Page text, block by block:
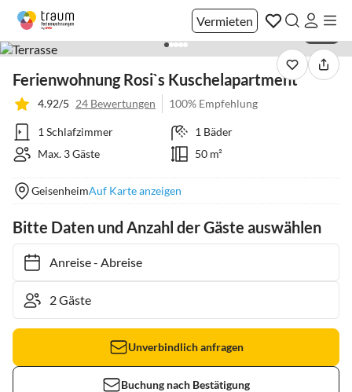
Vermieten
Ferienwohnung Rosi`s Kuschelapartment
4.92/5 24 Bewertungen 100% Empfehlung
1 Schlafzimmer
1 Bäder
Max. 3 Gäste
50 m²
GeisenheimAuf Karte anzeigen
Bitte Daten und Anzahl der Gäste auswählen
Anreise- Abreise
Unverbindlich anfragen
Buchung nach Bestätigung